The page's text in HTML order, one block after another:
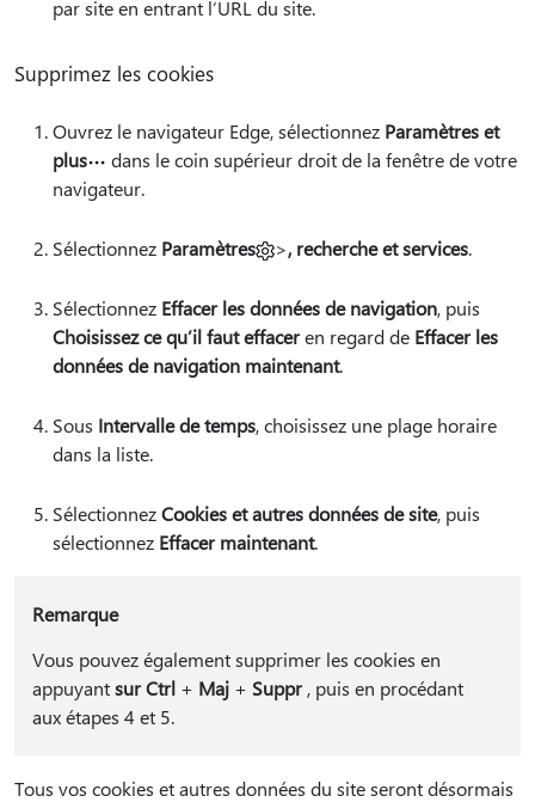
par site en entrant l’URL du site.
Supprimez les cookies
Ouvrez le navigateur Edge, sélectionnez Paramètres et
plus
dans le coin supérieur droit de la fenêtre de votre
navigateur.
Sélectionnez Paramètres >, recherche et services.
Sélectionnez Effacer les données de navigation, puis
Choisissez ce qu’il faut effaceren regard de Effacer les
données de navigation maintenant.
Sous Intervalle de temps, choisissez une plage horaire
dans la liste.
SélectionnezCookies et autres données de site, puis
sélectionnez Effacer maintenant.
Remarque
Vous pouvez également supprimer les cookies en
appuyantsur Ctrl+ Maj+ Suppr, puis en procédant
aux étapes 4 et 5.
Tous vos cookies et autres données du site seront désormais